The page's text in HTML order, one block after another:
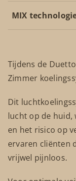
MIX
Tijdens de
Zimmer
Dit
lucht op de
en het risico op
ervaren cliënten
vrijwel pijnloos.